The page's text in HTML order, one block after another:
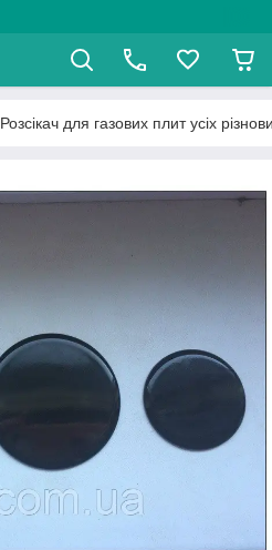
Розсікач для газових плит усіх